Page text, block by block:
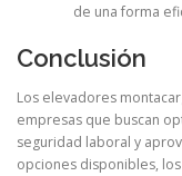
de una forma
Conclusión
Los elevadores
empresas que buscan
seguridad laboral y
opciones disponibles,